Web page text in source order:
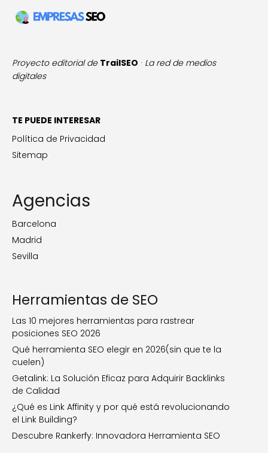
Proyecto editorial de TrailSEO · La red de medios
digitales
TE PUEDE INTERESAR
Política de Privacidad
Sitemap
Agencias
Barcelona
Madrid
Sevilla
Herramientas de SEO
Las 10 mejores herramientas para rastrear
posiciones SEO 2026
Qué herramienta SEO elegir en 2026(sin que te la
cuelen)
Getalink: La Solución Eficaz para Adquirir Backlinks
de Calidad
¿Qué es Link Affinity y por qué está revolucionando
el Link Building?
Descubre Rankerfy: Innovadora Herramienta SEO